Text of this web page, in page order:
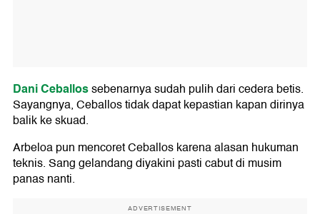
Dani Ceballossebenarnya sudah pulih dari cedera betis.
Sayangnya, Ceballos tidak dapat kepastian kapan dirinya
balik ke skuad.
Arbeloa pun mencoret Ceballos karena alasan hukuman
teknis. Sang gelandang diyakini pasti cabut di musim
panas nanti.
ADVERTISEMENT